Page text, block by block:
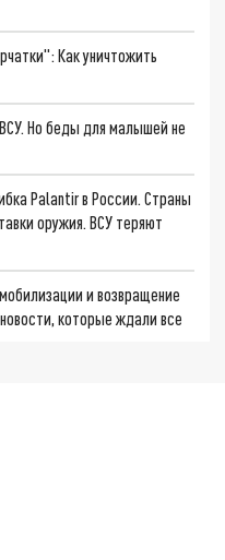
Как уничтожить
Но беды для малышей не
Palantir в России. Страны
оружия. ВСУ теряют
и возвращение
которые ждали все